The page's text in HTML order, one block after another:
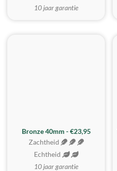
10 jaar garantie
Bronze 40mm - €23,95
Zachtheid
Echtheid
10 jaar garantie